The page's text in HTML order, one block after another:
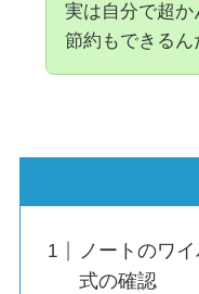
実は自分で超か
節約もできるん
ノートのワ
式の確認